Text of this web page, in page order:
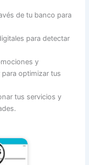
de tu banco para
para detectar
y
optimizar tus
tus servicios y